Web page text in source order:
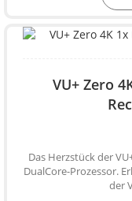
VU+ Zero
Das Herzstück der
DualCore-Prozessor.
der